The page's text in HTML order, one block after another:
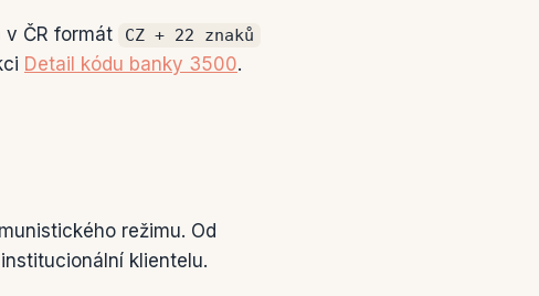
v ČR formát CZ + 22 znaků
Detail kódu banky 3500.
režimu. Od
klientelu.